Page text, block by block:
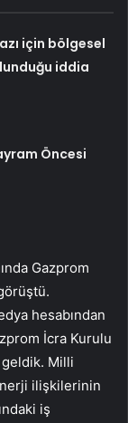
için bölgesel
iddia
Öncesi
Gazprom
hesabından
İcra Kurulu
geldik. Milli
ilişkilerinin
iş